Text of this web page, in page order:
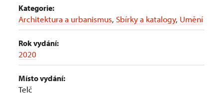
Kategorie:
Architektura a urbanismus, Sbírky a katalogy, Umění
Rok vydání:
2020
Místo vydání:
Telč